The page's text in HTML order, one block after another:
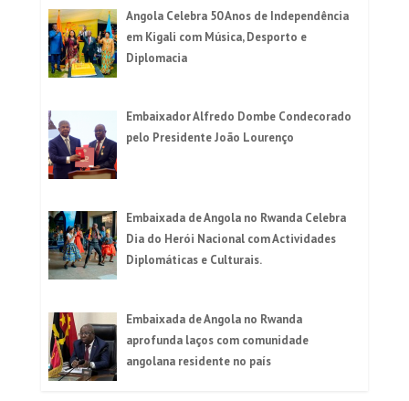
Angola Celebra 50 Anos de Independência
em Kigali com Música, Desporto e
Diplomacia
Embaixador Alfredo Dombe Condecorado
pelo Presidente João Lourenço
Embaixada de Angola no Rwanda Celebra
Dia do Herói Nacional com Actividades
Diplomáticas e Culturais.
Embaixada de Angola no Rwanda
aprofunda laços com comunidade
angolana residente no país